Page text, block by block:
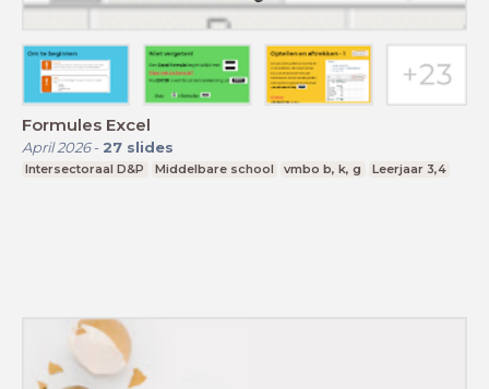
Formules Excel
April 2026- 27 slides
Intersectoraal D&P Middelbare school vmbo b, k, g Leerjaar 3,4